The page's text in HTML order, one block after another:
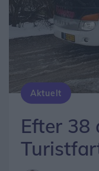
Aktuelt
Efter 38